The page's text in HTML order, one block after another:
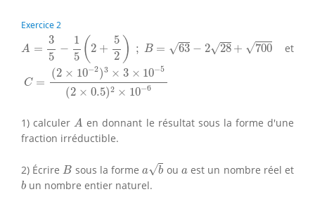
Exercice 2
A =
3
5
−
1
5 ( 2 +
5
2 ) ; B = √63 − 2√28 + √700
5− 2 +5 B =
et
C =
(2 × 10−2)3 × 3 × 10−5
(2 × 0.5)2 × 10−6
×10 −2)3×3 ×10 (2 ×0.5
1) calculerA
A en donnant le résultat sous la forme d'une
fraction irréductible.
2) ÉcrireB
B sous la formea√b ou a
aest un nombre réel et
b
bun nombre entier naturel.